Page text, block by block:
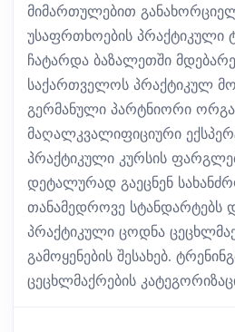
მიმართულებით
უსაფრთხოების პრაქტიკული
ჩატარდა ბაზალეთში მდებარე
საქართველოს პრაქტიკულ
გერმანული პარტნიორი
მაღალკვალიფიციური
პრაქტიკული კურსის
დეტალურად გაეცნენ
თანამედროვე სტანდარტებს
პრაქტიკული ცოდნა
გამოყენების შესახებ.
ცეცხლმაქრების